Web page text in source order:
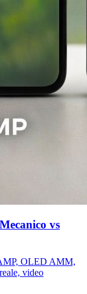
vs
OLED AMM,
video